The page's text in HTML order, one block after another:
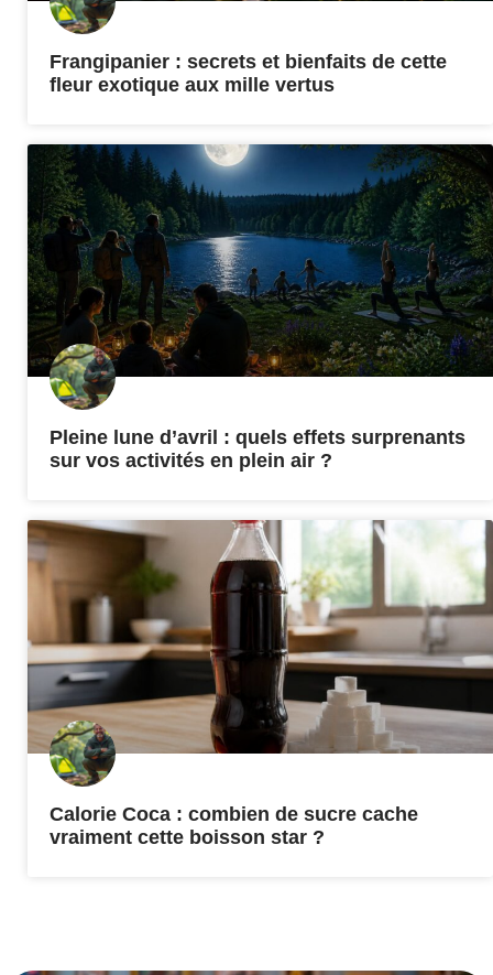
Frangipanier : secrets et bienfaits de cette
fleur exotique aux mille vertus
Pleine lune d’avril : quels effets surprenants
sur vos activités en plein air ?
Calorie Coca : combien de sucre cache
vraiment cette boisson star ?